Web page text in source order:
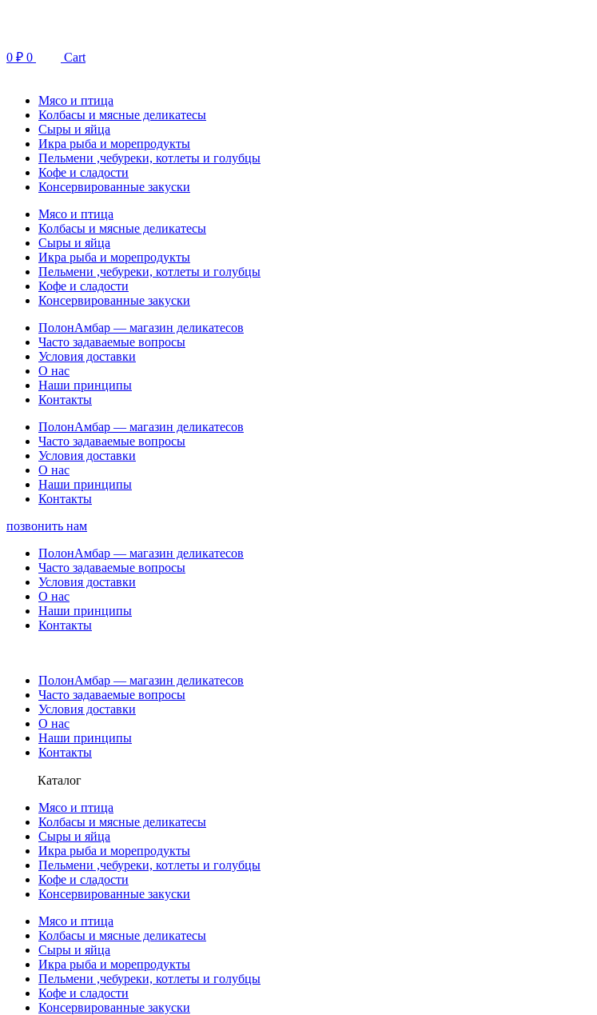
0 ₽ 0 Cart
Мясо и птица
Колбасы и мясные деликатесы
Сыры и яйца
Икра рыба и морепродукты
Пельмени ,чебуреки, котлеты и голубцы
Кофе и сладости
Консервированные закуски
Мясо и птица
Колбасы и мясные деликатесы
Сыры и яйца
Икра рыба и морепродукты
Пельмени ,чебуреки, котлеты и голубцы
Кофе и сладости
Консервированные закуски
ПолонАмбар — магазин деликатесов
Часто задаваемые вопросы
Условия доставки
О нас
Наши принципы
Контакты
ПолонАмбар — магазин деликатесов
Часто задаваемые вопросы
Условия доставки
О нас
Наши принципы
Контакты
позвонить нам
ПолонАмбар — магазин деликатесов
Часто задаваемые вопросы
Условия доставки
О нас
Наши принципы
Контакты
ПолонАмбар — магазин деликатесов
Часто задаваемые вопросы
Условия доставки
О нас
Наши принципы
Контакты
Каталог
Мясо и птица
Колбасы и мясные деликатесы
Сыры и яйца
Икра рыба и морепродукты
Пельмени ,чебуреки, котлеты и голубцы
Кофе и сладости
Консервированные закуски
Мясо и птица
Колбасы и мясные деликатесы
Сыры и яйца
Икра рыба и морепродукты
Пельмени ,чебуреки, котлеты и голубцы
Кофе и сладости
Консервированные закуски